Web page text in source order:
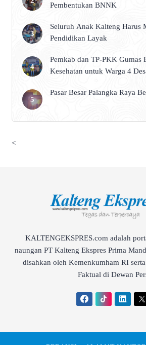
Pembentukan BNNK
Seluruh Anak Kalteng Harus
Pendidikan Layak
Pemkab dan TP-PKK Gumas
Kesehatan untuk Warga 4
Pasar Besar Palangka Raya
<
KALTENGEKSPRES.com adalah
naungan PT Kalteng Ekspres Prima
disahkan oleh Kemenkumham RI
Faktual di Dewan